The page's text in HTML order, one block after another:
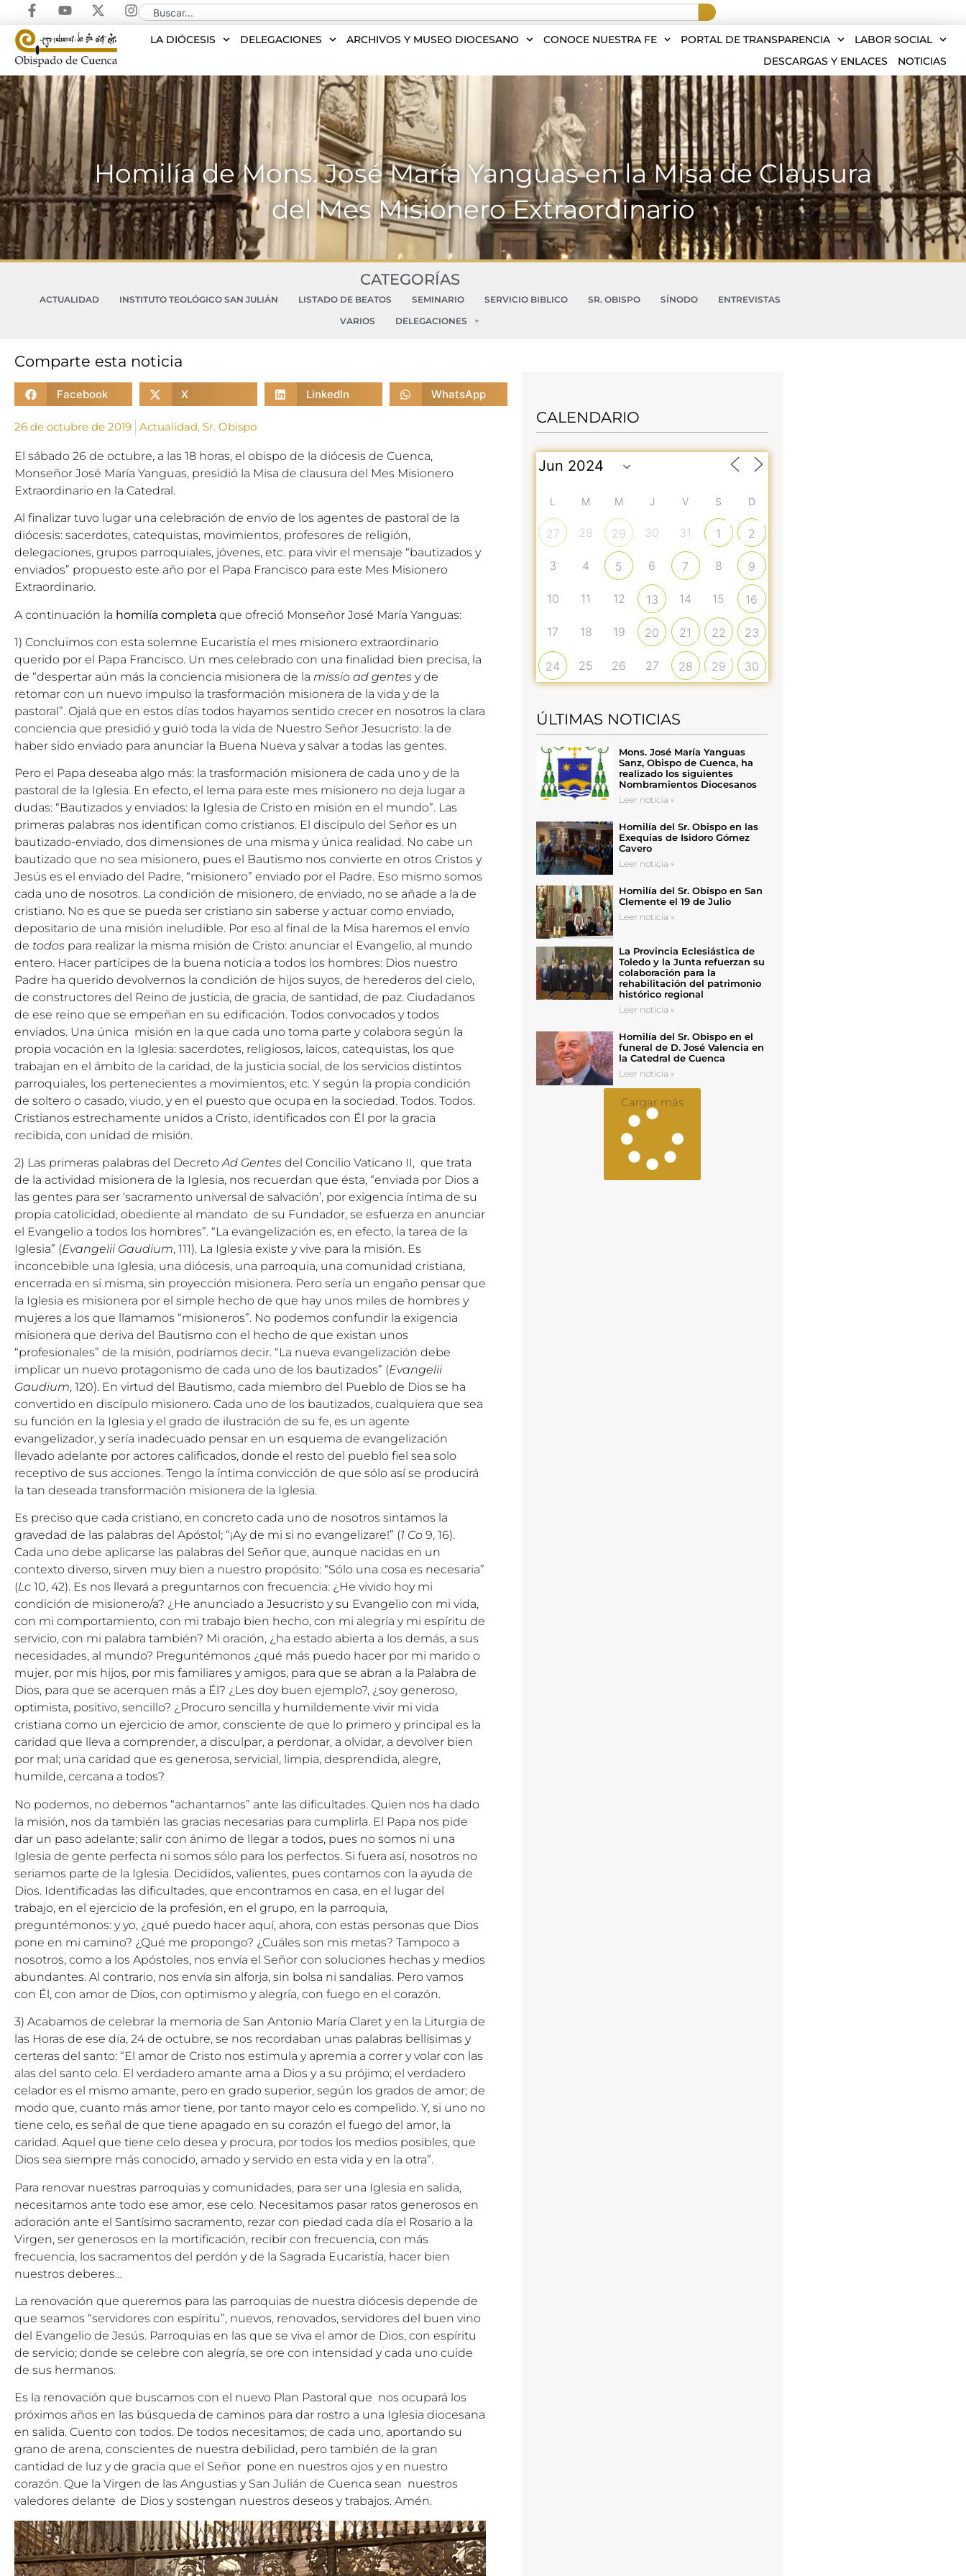
LA DIÓCESIS DELEGACIONES ARCHIVOS Y MUSEO DIOCESANO CONOCE NUESTRA FE PORTAL DE TRANSPARENCIA
LABOR SOCIAL
DESCARGAS Y ENLACES
NOTICIAS
Homilía de Mons. José María Yanguas en la Misa de Clausura
del Mes Misionero Extraordinario
CATEGORÍAS
ACTUALIDAD INSTITUTO TEOLÓGICO SAN JULIÁN LISTADO DE BEATOS SEMINARIO SERVICIO BIBLICO SR. OBISPO SÍNODO
ENTREVISTAS
VARIOS
DELEGACIONES
Comparte esta noticia
Facebook X LinkedIn WhatsApp
26 de octubre de 2019 Actualidad, Sr. Obispo
El sábado 26 de octubre, a las 18 horas, el obispo de la diócesis de Cuenca,
Monseñor José María Yanguas, presidió la Misa de clausura del Mes Misionero
Extraordinario en la Catedral.
Al finalizar tuvo lugar una celebración de envío de los agentes de pastoral de la
diócesis: sacerdotes, catequistas, movimientos, profesores de religión,
delegaciones, grupos parroquiales, jóvenes, etc. para vivir el mensaje “bautizados y
enviados” propuesto este año por el Papa Francisco para este Mes Misionero
Extraordinario.
A continuación la homilía completa que ofreció Monseñor José María Yanguas:
1) Concluimos con esta solemne Eucaristía el mes misionero extraordinario
querido por el Papa Francisco. Un mes celebrado con una finalidad bien precisa, la
de “despertar aún más la conciencia misionera de la missio ad gentes y de
retomar con un nuevo impulso la trasformación misionera de la vida y de la
pastoral”. Ojalá que en estos días todos hayamos sentido crecer en nosotros la clara
conciencia que presidió y guió toda la vida de Nuestro Señor Jesucristo: la de
haber sido enviado para anunciar la Buena Nueva y salvar a todas las gentes.
Pero el Papa deseaba algo más: la trasformación misionera de cada uno y de la
pastoral de la Iglesia. En efecto, el lema para este mes misionero no deja lugar a
dudas: “Bautizados y enviados: la Iglesia de Cristo en misión en el mundo”. Las
primeras palabras nos identifican como cristianos. El discípulo del Señor es un
bautizado-enviado, dos dimensiones de una misma y única realidad. No cabe un
bautizado que no sea misionero, pues el Bautismo nos convierte en otros Cristos y
Jesús es el enviado del Padre, “misionero” enviado por el Padre. Eso mismo somos
cada uno de nosotros. La condición de misionero, de enviado, no se añade a la de
cristiano. No es que se pueda ser cristiano sin saberse y actuar como enviado,
depositario de una misión ineludible. Por eso al final de la Misa haremos el envío
de todos para realizar la misma misión de Cristo: anunciar el Evangelio, al mundo
entero. Hacer partícipes de la buena noticia a todos los hombres: Dios nuestro
Padre ha querido devolvernos la condición de hijos suyos, de herederos del cielo,
de constructores del Reino de justicia, de gracia, de santidad, de paz. Ciudadanos
de ese reino que se empeñan en su edificación. Todos convocados y todos
enviados. Una única misión en la que cada uno toma parte y colabora según la
propia vocación en la Iglesia: sacerdotes, religiosos, laicos, catequistas, los que
trabajan en el ámbito de la caridad, de la justicia social, de los servicios distintos
parroquiales, los pertenecientes a movimientos, etc. Y según la propia condición
de soltero o casado, viudo, y en el puesto que ocupa en la sociedad. Todos. Todos.
Cristianos estrechamente unidos a Cristo, identificados con Él por la gracia
recibida, con unidad de misión.
2) Las primeras palabras del DecretoAd Gentes del Concilio Vaticano II, que trata
de la actividad misionera de la Iglesia, nos recuerdan que ésta, “enviada por Dios a
las gentes para ser ‘sacramento universal de salvación’, por exigencia íntima de su
propia catolicidad, obediente al mandato de su Fundador, se esfuerza en anunciar
el Evangelio a todos los hombres”. “La evangelización es, en efecto, la tarea de la
Iglesia” (Evangelii Gaudium, 111). La Iglesia existe y vive para la misión. Es
inconcebible una Iglesia, una diócesis, una parroquia, una comunidad cristiana,
encerrada en sí misma, sin proyección misionera. Pero sería un engaño pensar que
la Iglesia es misionera por el simple hecho de que hay unos miles de hombres y
mujeres a los que llamamos “misioneros”. No podemos confundir la exigencia
misionera que deriva del Bautismo con el hecho de que existan unos
“profesionales” de la misión, podríamos decir. “La nueva evangelización debe
implicar un nuevo protagonismo de cada uno de los bautizados” (Evangelii
Gaudium, 120). En virtud del Bautismo, cada miembro del Pueblo de Dios se ha
convertido en discípulo misionero. Cada uno de los bautizados, cualquiera que sea
su función en la Iglesia y el grado de ilustración de su fe, es un agente
evangelizador, y sería inadecuado pensar en un esquema de evangelización
llevado adelante por actores calificados, donde el resto del pueblo fiel sea solo
receptivo de sus acciones. Tengo la íntima convicción de que sólo así se producirá
la tan deseada transformación misionera de la Iglesia.
Es preciso que cada cristiano, en concreto cada uno de nosotros sintamos la
gravedad de las palabras del Apóstol; “¡Ay de mi si no evangelizare!” (1 Co 9, 16).
Cada uno debe aplicarse las palabras del Señor que, aunque nacidas en un
contexto diverso, sirven muy bien a nuestro propósito: “Sólo una cosa es necesaria”
(Lc 10, 42). Es nos llevará a preguntarnos con frecuencia: ¿He vivido hoy mi
condición de misionero/a? ¿He anunciado a Jesucristo y su Evangelio con mi vida,
con mi comportamiento, con mi trabajo bien hecho, con mi alegría y mi espíritu de
servicio, con mi palabra también? Mi oración, ¿ha estado abierta a los demás, a sus
necesidades, al mundo? Preguntémonos ¿qué más puedo hacer por mi marido o
mujer, por mis hijos, por mis familiares y amigos, para que se abran a la Palabra de
Dios, para que se acerquen más a Él? ¿Les doy buen ejemplo?, ¿soy generoso,
optimista, positivo, sencillo? ¿Procuro sencilla y humildemente vivir mi vida
cristiana como un ejercicio de amor, consciente de que lo primero y principal es la
caridad que lleva a comprender, a disculpar, a perdonar, a olvidar, a devolver bien
por mal; una caridad que es generosa, servicial, limpia, desprendida, alegre,
humilde, cercana a todos?
No podemos, no debemos “achantarnos” ante las dificultades. Quien nos ha dado
la misión, nos da también las gracias necesarias para cumplirla. El Papa nos pide
dar un paso adelante; salir con ánimo de llegar a todos, pues no somos ni una
Iglesia de gente perfecta ni somos sólo para los perfectos. Si fuera así, nosotros no
seriamos parte de la Iglesia. Decididos, valientes, pues contamos con la ayuda de
Dios. Identificadas las dificultades, que encontramos en casa, en el lugar del
trabajo, en el ejercicio de la profesión, en el grupo, en la parroquia,
preguntémonos: y yo, ¿qué puedo hacer aquí, ahora, con estas personas que Dios
pone en mi camino? ¿Qué me propongo? ¿Cuáles son mis metas? Tampoco a
nosotros, como a los Apóstoles, nos envía el Señor con soluciones hechas y medios
abundantes. Al contrario, nos envía sin alforja, sin bolsa ni sandalias. Pero vamos
con Él, con amor de Dios, con optimismo y alegría, con fuego en el corazón.
3) Acabamos de celebrar la memoria de San Antonio María Claret y en la Liturgia de
las Horas de ese día, 24 de octubre, se nos recordaban unas palabras bellísimas y
certeras del santo: “El amor de Cristo nos estimula y apremia a correr y volar con las
alas del santo celo. El verdadero amante ama a Dios y a su prójimo; el verdadero
celador es el mismo amante, pero en grado superior, según los grados de amor; de
modo que, cuanto más amor tiene, por tanto mayor celo es compelido. Y, si uno no
tiene celo, es señal de que tiene apagado en su corazón el fuego del amor, la
caridad. Aquel que tiene celo desea y procura, por todos los medios posibles, que
Dios sea siempre más conocido, amado y servido en esta vida y en la otra”.
Para renovar nuestras parroquias y comunidades, para ser una Iglesia en salida,
necesitamos ante todo ese amor, ese celo. Necesitamos pasar ratos generosos en
adoración ante el Santísimo sacramento, rezar con piedad cada día el Rosario a la
Virgen, ser generosos en la mortificación, recibir con frecuencia, con más
frecuencia, los sacramentos del perdón y de la Sagrada Eucaristía, hacer bien
nuestros deberes…
La renovación que queremos para las parroquias de nuestra diócesis depende de
que seamos “servidores con espíritu”, nuevos, renovados, servidores del buen vino
del Evangelio de Jesús. Parroquias en las que se viva el amor de Dios, con espíritu
de servicio; donde se celebre con alegría, se ore con intensidad y cada uno cuide
de sus hermanos.
Es la renovación que buscamos con el nuevo Plan Pastoral que nos ocupará los
próximos años en las búsqueda de caminos para dar rostro a una Iglesia diocesana
en salida. Cuento con todos. De todos necesitamos; de cada uno, aportando su
grano de arena, conscientes de nuestra debilidad, pero también de la gran
cantidad de luz y de gracia que el Señor pone en nuestros ojos y en nuestro
corazón. Que la Virgen de las Angustias y San Julián de Cuenca sean nuestros
valedores delante de Dios y sostengan nuestros deseos y trabajos. Amén.
CALENDARIO
L M M J V S D
27 28 29 30 31 1 2
3 4 5 6 7 8 9
10 11 12 13 14 15 16
17 18 19 20 21 22 23
24 25 26 27 28 29 30
ÚLTIMAS NOTICIAS
Mons. José María Yanguas
Sanz, Obispo de Cuenca, ha
realizado los siguientes
Nombramientos Diocesanos
Leer noticia »
Homilía del Sr. Obispo en las
Exequias de Isidoro Gómez
Cavero
Leer noticia »
Homilía del Sr. Obispo en San
Clemente el 19 de Julio
Leer noticia »
La Provincia Eclesiástica de
Toledo y la Junta refuerzan su
colaboración para la
rehabilitación del patrimonio
histórico regional
Leer noticia »
Homilía del Sr. Obispo en el
funeral de D. José Valencia en
la Catedral de Cuenca
Leer noticia »
Cargar más